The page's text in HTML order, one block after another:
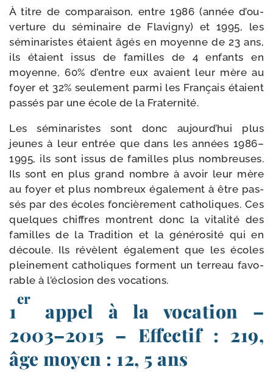
À titre de com­pa­rai­son, entre 1986 (année d’ou­
ver­ture du sémi­naire de Flavigny) et 1995, les
sémi­na­ristes étaient âgés en moyenne de 23 ans,
ils étaient issus de familles de 4 enfants en
moyenne, 60% d’entre eux avaient leur mère au
foyer et 32% seule­ment par­mi les Français étaient
pas­sés par une école de la Fraternité.
Les sémi­na­ristes sont donc aujourd’­hui plus
jeunes à leur entrée que dans les années 1986–
1995, ils sont issus de familles plus nom­breuses.
Ils sont en plus grand nombre à avoir leur mère
au foyer et plus nom­breux éga­le­ment à être pas­
sés par des écoles fon­ciè­re­ment catho­liques. Ces
quelques chiffres montrent donc la vita­li­té des
familles de la Tradition et la géné­ro­si­té qui en
découle. Ils révèlent éga­le­ment que les écoles
plei­ne­ment catho­liques forment un ter­reau favo­
rable à l’é­clo­sion des vocations.
1
er
appel à la vocation –
2003–2015 – Effectif : 219,
âge moyen : 12, 5 ans